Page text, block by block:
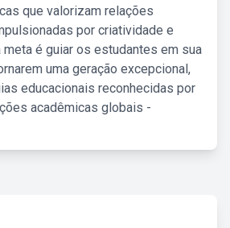
que valorizam relações
por criatividade e
é guiar os estudantes em sua
uma geração excepcional,
educacionais reconhecidas por
acadêmicas globais -